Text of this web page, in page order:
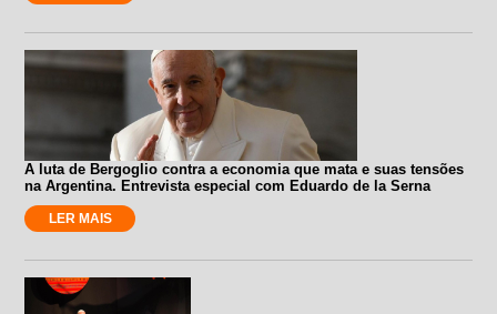
A luta de Bergoglio contra a economia que mata e suas tensões
na Argentina. Entrevista especial com Eduardo de la Serna
LER MAIS